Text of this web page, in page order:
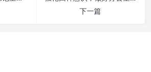
下一篇
应者”到“驱动者”